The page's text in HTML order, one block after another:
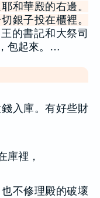
和華殿的右邊。
銀子投在櫃裡。
的書記和大祭司
包起來。…
入庫。有好些財
庫裡，
不修理殿的破壞